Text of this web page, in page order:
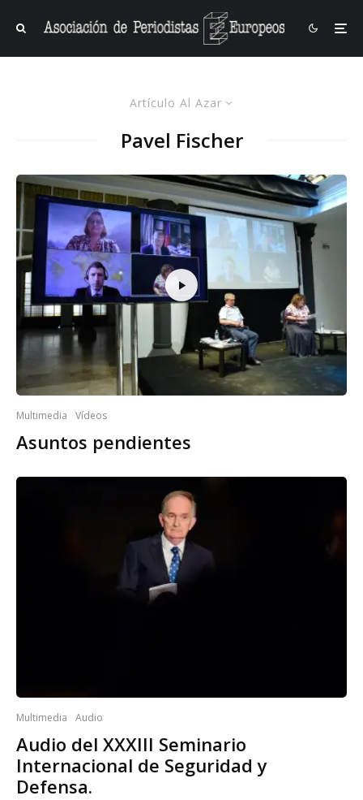
Artículo Al Azar
Pavel Fischer
Multimedia Vídeos
Asuntos pendientes
Multimedia Audio
Audio del XXXIII Seminario
Internacional de Seguridad y
Defensa.